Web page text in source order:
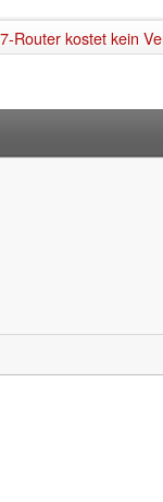
Router kostet kein